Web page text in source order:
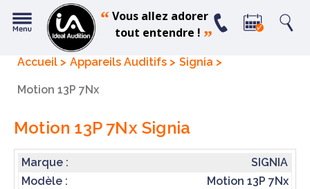
“Vous allez adorer
tout entendre ! ”
Accueil Appareils Auditifs Signia
Motion 13P 7Nx
Motion 13P 7Nx Signia
Marque :
SIGNIA
Modèle :
Motion 13P 7Nx